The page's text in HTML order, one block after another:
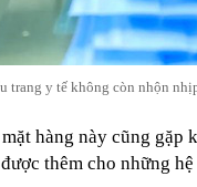
trang y tế không còn nhộn
hàng này cũng gặp
thêm cho những